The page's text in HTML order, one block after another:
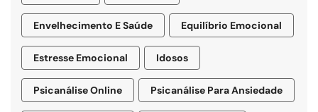
Envelhecimento E Saúde Equilíbrio Emocional
Estresse Emocional Idosos
Psicanálise Online Psicanálise Para Ansiedade